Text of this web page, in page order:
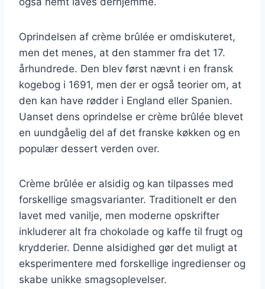
Oprindelsen af crème brûlée er omdiskuteret,
men det menes, at den stammer fra det 17.
århundrede. Den blev først nævnt i en fransk
kogebog i 1691, men der er også teorier om, at
den kan have rødder i England eller Spanien.
Uanset dens oprindelse er crème brûlée blevet
en uundgåelig del af det franske køkken og en
populær dessert verden over.
Crème brûlée er alsidig og kan tilpasses med
forskellige smagsvarianter. Traditionelt er den
lavet med vanilje, men moderne opskrifter
inkluderer alt fra chokolade og kaffe til frugt og
krydderier. Denne alsidighed gør det muligt at
eksperimentere med forskellige ingredienser og
skabe unikke smagsoplevelser.